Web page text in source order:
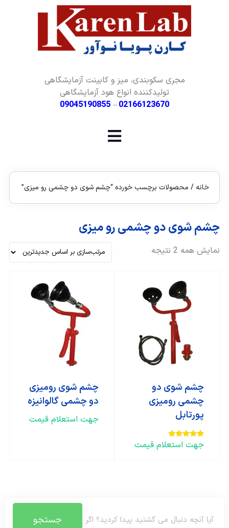
مجری سکوبندی، میز و کابینت آزمایشگاهی
تولیدکننده انواع هود آزمایشگاهی
02166123670
–
09045190855
خانه / محصولات برچسب خورده “چشم شوی دو چشمی رو میزی”
چشم شوی دو چشمی رو میزی
نمایش همه 2 نتیجه
چشم شوی دو
چشمی رومیزی
پورتابل
امتیاز
5.00
جهت استعلام قیمت
چشم شوی رومیزی
دو چشمی گالوانیزه
جهت استعلام قیمت
جستجو